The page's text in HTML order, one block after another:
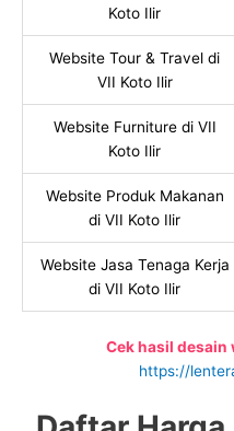
Koto Ilir
Website Tour & Travel di
VII Koto Ilir
Website Furniture di VII
Koto Ilir
Website Produk Makanan
di VII Koto Ilir
Website Jasa Tenaga Kerja
di VII Koto Ilir
Cek hasil desain
https://